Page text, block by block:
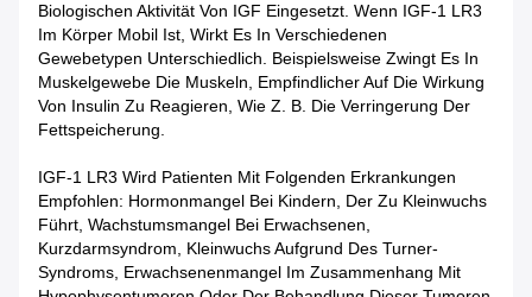
Biologischen Aktivität Von IGF Eingesetzt. Wenn IGF-1 LR3
Im Körper Mobil Ist, Wirkt Es In Verschiedenen
Gewebetypen Unterschiedlich. Beispielsweise Zwingt Es In
Muskelgewebe Die Muskeln, Empfindlicher Auf Die Wirkung
Von Insulin Zu Reagieren, Wie Z. B. Die Verringerung Der
Fettspeicherung.
IGF-1 LR3 Wird Patienten Mit Folgenden Erkrankungen
Empfohlen: Hormonmangel Bei Kindern, Der Zu Kleinwuchs
Führt, Wachstumsmangel Bei Erwachsenen,
Kurzdarmsyndrom, Kleinwuchs Aufgrund Des Turner-
Syndroms, Erwachsenenmangel Im Zusammenhang Mit